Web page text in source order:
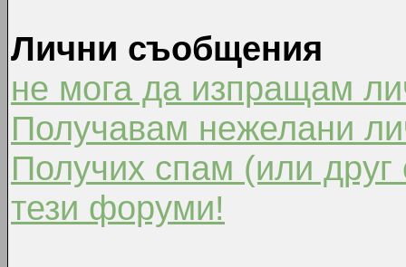
Лични съобщения
не мога да изпращам
Получавам нежелани
Получих спам (или
тези форуми!